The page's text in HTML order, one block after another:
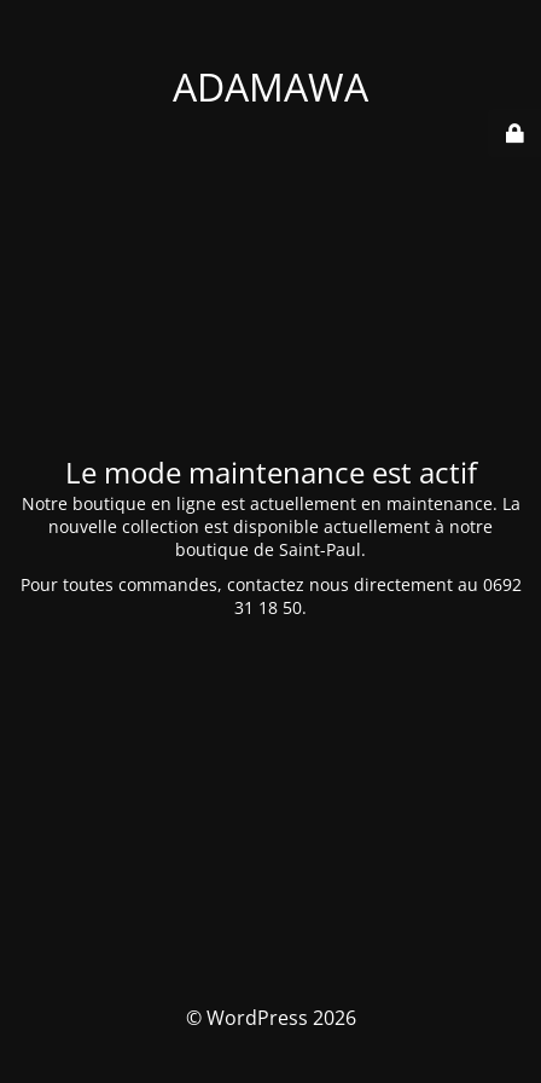
ADAMAWA
Le mode maintenance est actif
Notre boutique en ligne est actuellement en maintenance. La
nouvelle collection est disponible actuellement à notre
boutique de Saint-Paul.
Pour toutes commandes, contactez nous directement au 0692
31 18 50.
© WordPress 2026